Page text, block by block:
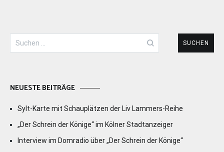
Suchen
nach:
NEUESTE BEITRÄGE
Sylt-Karte mit Schauplätzen der Liv Lammers-Reihe
„Der Schrein der Könige“ im Kölner Stadtanzeiger
Interview im Domradio über „Der Schrein der Könige“